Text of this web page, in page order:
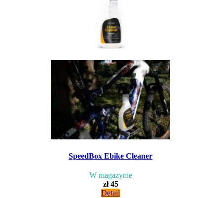
SpeedBox Ebike Cleaner
W magazynie
zł 45
Detail